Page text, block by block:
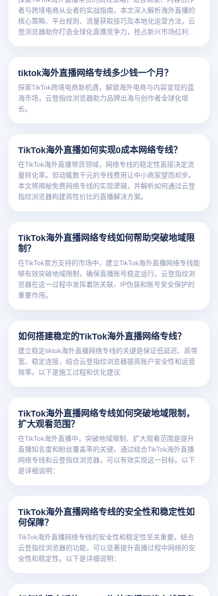
者与跨境电商从业者的实战指南，本文深入解析海外直播的
核心策略、平台规则、流量获取技巧及本地化运营方法，云
登浏览器助你打造全球化直播竞争力，抢占新兴市场红利助
tiktok海外直播网络专线多少钱一个月？
探索TikTok跨境电商新机遇，解锁海外电商与内容变现的蓝
海市场，云登指纹浏览器助力品牌出海与创作者全球化增
长。
TikTok海外直播如何实现0成本网络专线？
在TikTok海外直播带货领域，网络专线的稳定性直接决定流
量转化率。但动辄数千元的专线费用让中小商家望而却步。
本文将揭秘免费网络专线的实现逻辑，并解析如何通过云登
指纹浏览器构建高性价比的直播解决方案。
TikTok海外直播网络专线如何帮助突破地域限
制？
在TikTok官方支持的市场中，建立TikTok海外直播网络专线能
够有效突破地域限制，确保直播账号稳定运行。云登指纹浏
览器在这一过程中发挥着防关联、IP伪装和账号安全保护的
重要作用。
如何搭建稳定的TikTok海外直播网络专线？
建立稳定tiktok海外直播网络专线的关键是保证低延迟、高带
宽、稳定连接，结合云登指纹浏览器提高账户安全性和运营
效率。以下是施工过程和优化建议:
TikTok海外直播网络专线如何突破地域限制，
扩大观看范围？
在TikTok海外直播中，突破地域限制、扩大观看范围是提升
直播知名度和粉丝覆盖率的关键。通过结合TikTok海外直播
网络专线和云登指纹浏览器，可以有效实现这一目标。以下
是详细说明：
TikTok海外直播网络专线的安全性和稳定性如
何保障？
TikTok海外直播网络专线的安全性和稳定性至关重要。结合
云登指纹浏览器的功能，可以显著提升直播过程中网络的安
全性和稳定性。以下是详细说明：